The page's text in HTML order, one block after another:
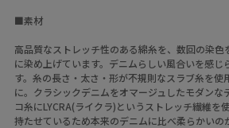
■素材
高品質なストレッチ性のある綿糸を、数回の染色
に染め上げています。デニムらしい風合いを感じ
す。糸の長さ・太さ・形が不規則なスラブ糸を使
に。クラシックデニムをオマージュしたモダンな
コ糸にLYCRA(ライクラ)というストレッチ繊維を
持たせているため本来のデニムに比べ柔らかいの